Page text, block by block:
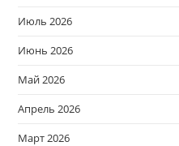
Июль 2026
Июнь 2026
Май 2026
Апрель 2026
Март 2026